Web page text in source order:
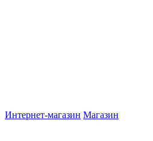
Интернет-магазин Магазин